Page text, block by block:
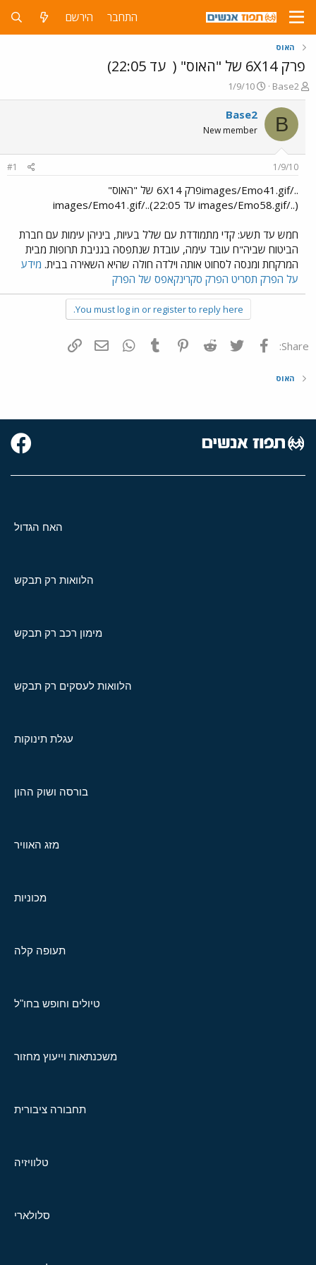
התחבר הירשם
האוס
פרק 6X14 של "האוס" ( עד 22:05)
פ
ו
ת
ח
ה
ו
ש
Base2
פ
ו
ר
ם
ר
ך
1/9/10
B
Base2
New member
1/9/10
#1
../images/Emo41.gifפרק 6X14 של "האוס"
(../images/Emo58.gif עד 22:05)../images/Emo41.gif
חמש עד תשע: קדי מתמודדת עם שלל בעיות, ביניהן עימות עם חברת
הביטוח שביה"ח עובד עימה, עובדת שנתפסה בגניבת תרופות מבית
המרקחת ומנסה לסחוט אותה וילדה חולה שהיא השאירה בבית. מידע
על הפרק תסריט הפרק סקרינקאפס של הפרק
You must log in or register to reply here.
Share: פייסבוק Twitter
Reddit
Pinterest
Tumblr
WhatsAppדואר אלקטרוני
האוס
האח הגדול
הלוואות רק תבקש
מימון רכב רק תבקש
הלוואות לעסקים רק תבקש
עגלת תינוקות
בורסה ושוק ההון
מזג האוויר
מכוניות
תעופה קלה
טיולים וחופש בחו"ל
משכנתאות וייעוץ מחזור
תחבורה ציבורית
טלוויזיה
סלולארי